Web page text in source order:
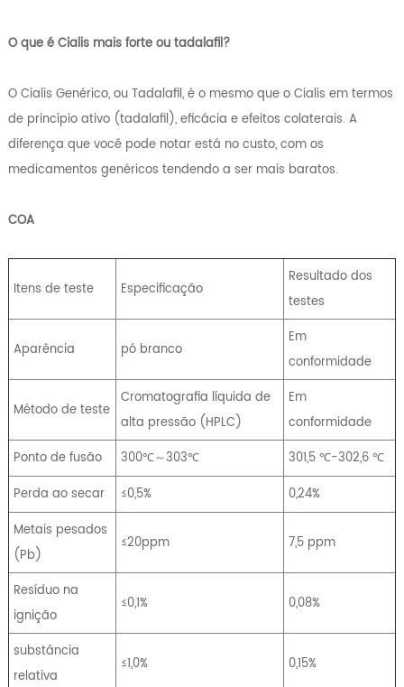
O que é Cialis mais forte ou tadalafil?
O Cialis Genérico, ou Tadalafil, é o mesmo que o Cialis em termos
de princípio ativo (tadalafil), eficácia e efeitos colaterais. A
diferença que você pode notar está no custo, com os
medicamentos genéricos tendendo a ser mais baratos.
COA
Itens de teste Especificação
Resultado dos
testes
Aparência pó branco
Em
conformidade
Método de teste
Cromatografia líquida de
alta pressão (HPLC)
Em
conformidade
Ponto de fusão
300℃～303℃
301,5 ℃-302,6 ℃
Perda ao secar
≤0,5%
0,24%
Metais pesados ​​
(Pb)
≤20ppm 7,5 ppm
Resíduo na
ignição
≤0,1% 0,08%
substância
relativa
≤1,0% 0,15%